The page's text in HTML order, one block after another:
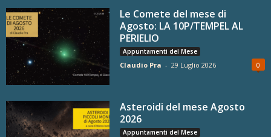
Le Comete del mese di
Agosto: LA 10P/TEMPEL AL
PERIELIO
Appuntamenti del Mese
Claudio Pra - 29 Luglio 2026 0
Asteroidi del mese Agosto
2026
Appuntamenti del Mese